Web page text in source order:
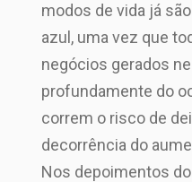
modos de vida já
azul, uma vez que
negócios gerados
profundamente do
correm o risco de
decorrência do
Nos depoimentos